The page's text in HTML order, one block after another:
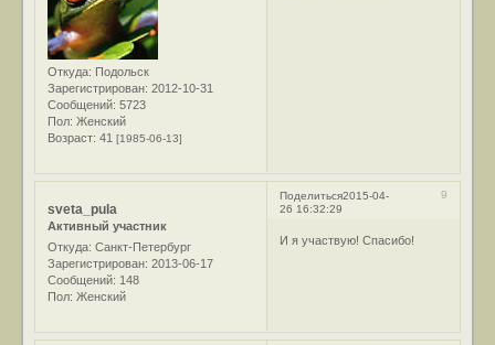
Откуда: Подольск
Зарегистрирован: 2012-10-31
Сообщений: 5723
Пол: Женский
Возраст: 41[1985-06-13]
Поделиться 9
2015-04-
26 16:32:29
sveta_pula
Активный участник
Откуда: Санкт-Петербург
Зарегистрирован: 2013-06-17
Сообщений: 148
Пол: Женский
И я участвую! Спасибо!